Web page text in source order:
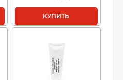
КУПИТЬ